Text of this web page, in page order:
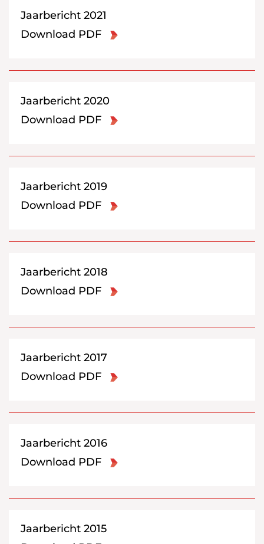
Jaarbericht 2021
Download PDF
Jaarbericht 2020
Download PDF
Jaarbericht 2019
Download PDF
Jaarbericht 2018
Download PDF
Jaarbericht 2017
Download PDF
Jaarbericht 2016
Download PDF
Jaarbericht 2015